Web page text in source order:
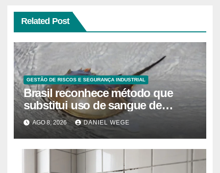
Related Post
GESTÃO DE RISCOS E SEGURANÇA INDUSTRIAL
Brasil reconhece método que
substitui uso de sangue de
caranguejo-ferradura em testes
farmacêuticos
AGO 8, 2026 DANIEL WEGE